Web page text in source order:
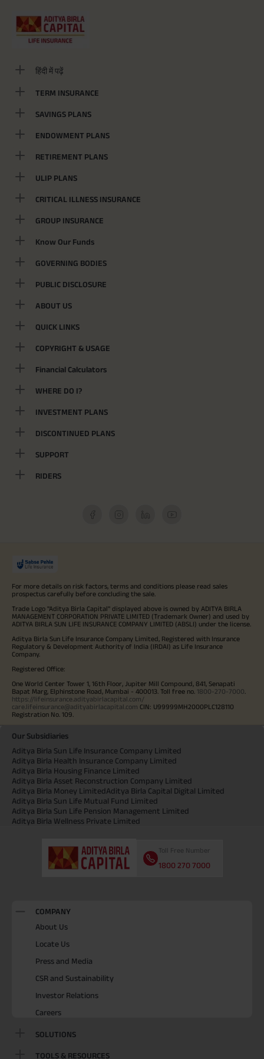
हिंदी में पढ़ें
TERM INSURANCE
SAVINGS PLANS
ENDOWMENT PLANS
RETIREMENT PLANS
ULIP PLANS
CRITICAL ILLNESS INSURANCE
GROUP INSURANCE
Know Our Funds
GOVERNING BODIES
PUBLIC DISCLOSURE
ABOUT US
QUICK LINKS
COPYRIGHT & USAGE
Financial Calculators
WHERE DO I?
INVESTMENT PLANS
DISCONTINUED PLANS
SUPPORT
RIDERS
For more details on risk factors, terms and conditions please read sales
prospectus carefully before concluding the sale.
Trade Logo "Aditya Birla Capital" displayed above is owned by ADITYA BIRLA
MANAGEMENT CORPORATION PRIVATE LIMITED (Trademark Owner) and used by
ADITYA BIRLA SUN LIFE INSURANCE COMPANY LIMITED (ABSLI) under the license.
Aditya Birla Sun Life Insurance Company Limited, Registered with Insurance
Regulatory & Development Authority of India (IRDAI) as Life Insurance
Company.
Registered Office:
One World Center Tower 1, 16th Floor, Jupiter Mill Compound, 841, Senapati
Bapat Marg, Elphinstone Road, Mumbai - 400013. Toll free no. 1800-270-7000
https://lifeinsurance.adityabirlacapital.com/
care.lifeinsurance@adityabirlacapital.com CIN: U99999MH2000PLC128110
Registration No. 109.
Our Subsidiaries
Aditya Birla Sun Life Insurance Company Limited
Aditya Birla Health Insurance Company Limited
Aditya Birla Housing Finance Limited
Aditya Birla Asset Reconstruction Company Limited
Aditya Birla Money LimitedAditya Birla Capital Digital Limited
Aditya Birla Sun Life Mutual Fund Limited
Aditya Birla Sun Life Pension Management Limited
Aditya Birla Wellness Private Limited
Toll Free Number
1800 270 7000
COMPANY
About Us
Locate Us
Press and Media
CSR and Sustainability
Investor Relations
Careers
SOLUTIONS
TOOLS & RESOURCES